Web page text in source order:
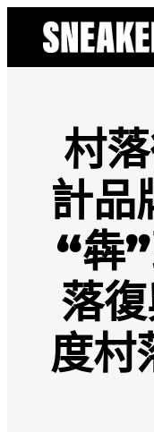
村
計品
“犇
落
度村